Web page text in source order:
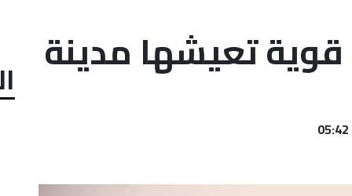
قوية تعيشها مدينة